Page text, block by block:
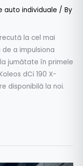
auto individuale / By
la cel mai
de a impulsiona
jumătate în primele
dCi 190 X-
disponibilă la noi.